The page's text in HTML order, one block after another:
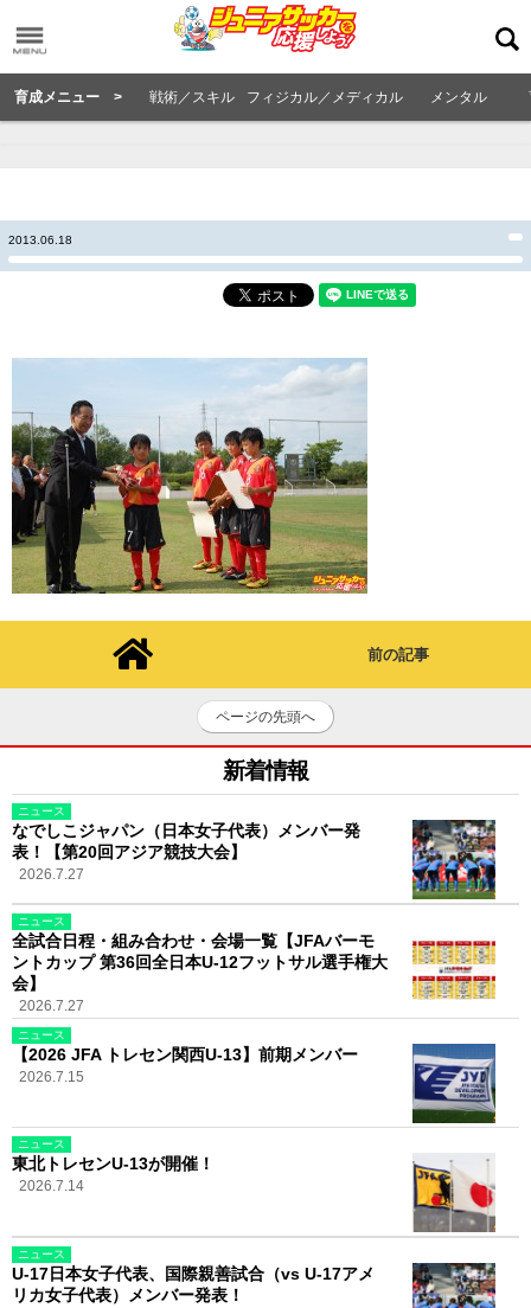
育成メニュー > 戦術／スキル フィジカル／メディカル メンタル
2013.06.18
前の記事
ページの先頭へ
新着情報
ニュース
なでしこジャパン（日本女子代表）メンバー発
表！【第20回アジア競技大会】
2026.7.27
ニュース
全試合日程・組み合わせ・会場一覧【JFAバーモ
ントカップ 第36回全日本U-12フットサル選手権大
会】
2026.7.27
ニュース
【2026 JFA トレセン関西U-13】前期メンバー
2026.7.15
ニュース
東北トレセンU-13が開催！
2026.7.14
ニュース
U-17日本女子代表、国際親善試合（vs U-17アメ
リカ女子代表）メンバー発表！